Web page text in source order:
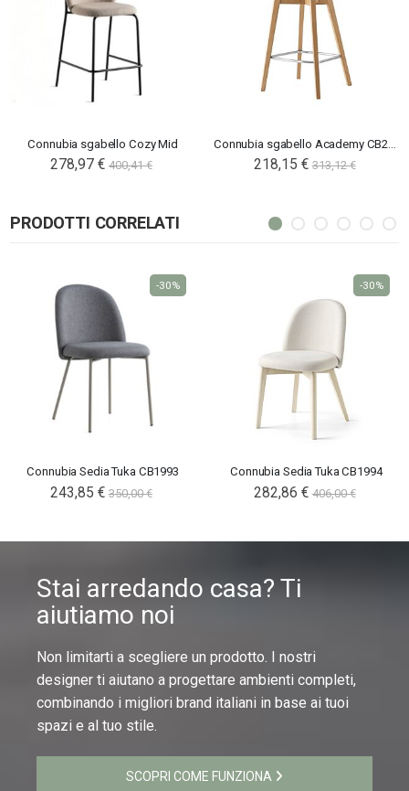
Connubia sgabello Cozy Mid
278,97 € 400,41 €
Connubia sgabello Academy CB2165
218,15 € 313,12 €
PRODOTTI CORRELATI
Connubia Sedia Tuka CB1993
243,85 € 350,00 €
-30%
Connubia Sedia Tuka CB1994
282,86 € 406,00 €
-30%
Stai arredando casa? Ti
aiutiamo noi
Non limitarti a scegliere un prodotto. I nostri
designer ti aiutano a progettare ambienti completi,
combinando i migliori brand italiani in base ai tuoi
spazi e al tuo stile.
SCOPRI COME FUNZIONA